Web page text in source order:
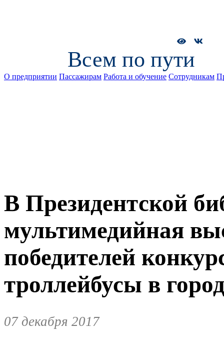
Всем по пути
О предприятии Пассажирам Работа и обучение Сотрудникам
В Президентской
мультимедийная
победителей
троллейбусы в
07 декабря 2017